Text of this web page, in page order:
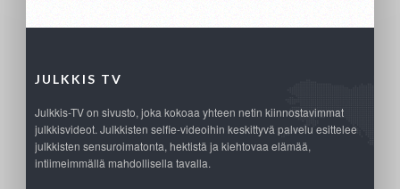
JULKKIS TV
Julkkis-TV on sivusto, joka kokoaa yhteen netin kiinnostavimmat
julkkisvideot. Julkkisten selfie-videoihin keskittyvä palvelu esittelee
julkkisten sensuroimatonta, hektistä ja kiehtovaa elämää,
intiimeimmällä mahdollisella tavalla.